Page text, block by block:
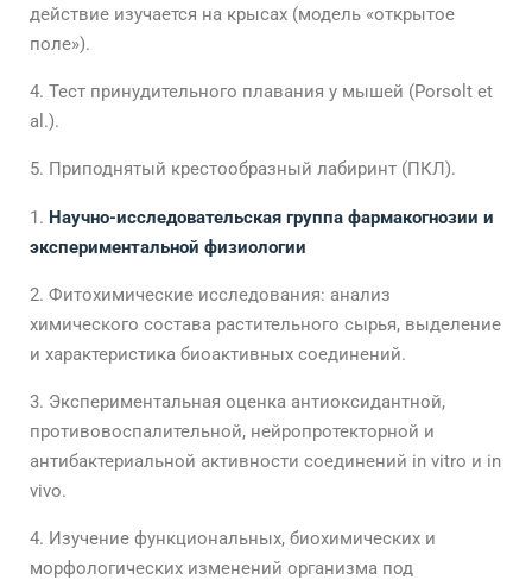
действие изучается на крысах (модель «открытое
поле»).
Тест принудительного плавания у мышей (Porsolt et
al.).
Приподнятый крестообразный лабиринт (ПКЛ).
Научно-исследовательская группа фармакогнозии и
экспериментальной физиологии
Фитохимические исследования: анализ
химического состава растительного сырья, выделение
и характеристика биоактивных соединений.
Экспериментальная оценка антиоксидантной,
противовоспалительной, нейропротекторной и
антибактериальной активности соединений in vitro и in
vivo.
Изучение функциональных, биохимических и
морфологических изменений организма под